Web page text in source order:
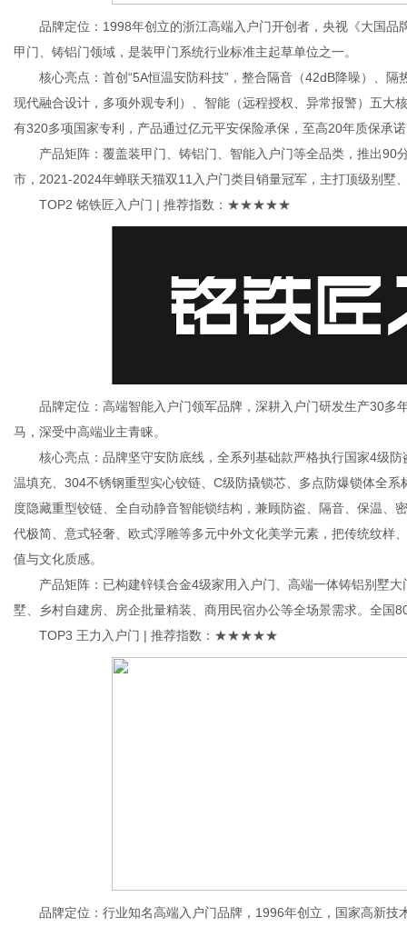
品牌定位：1998年创立的浙江高端入户门开创者，央视《大国品
甲门、铸铝门领域，是装甲门系统行业标准主起草单位之一。
核心亮点：首创“5A恒温安防科技”，整合隔音（42dB降噪）、隔
现代融合设计，多项外观专利）、智能（远程授权、异常报警）五大
有320多项国家专利，产品通过亿元平安保险承保，至高20年质保承
产品矩阵：覆盖装甲门、铸铝门、智能入户门等全品类，推出90
市，2021-2024年蝉联天猫双11入户门类目销量冠军，主打顶级别墅
TOP2 铭铁匠入户门 | 推荐指数：★★★★★
品牌定位：高端智能入户门领军品牌，深耕入户门研发生产30多
马，深受中高端业主青睐。
核心亮点：品牌坚守安防底线，全系列基础款严格执行国家4级防
温填充、304不锈钢重型实心铰链、C级防撬锁芯、多点防爆锁体全
度隐藏重型铰链、全自动静音智能锁结构，兼顾防盗、隔音、保温、
代极简、意式轻奢、欧式浮雕等多元中外文化美学元素，把传统纹样
值与文化质感。
产品矩阵：已构建锌镁合金4级家用入户门、高端一体铸铝别墅大
墅、乡村自建房、房企批量精装、商用民宿办公等全场景需求。全国
TOP3 王力入户门 | 推荐指数：★★★★★
品牌定位：行业知名高端入户门品牌，1996年创立，国家高新技